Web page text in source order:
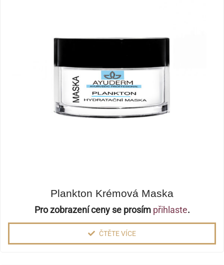
Plankton Krémová Maska
Pro zobrazení ceny se prosím přihlaste.
ČTĚTE VÍCE